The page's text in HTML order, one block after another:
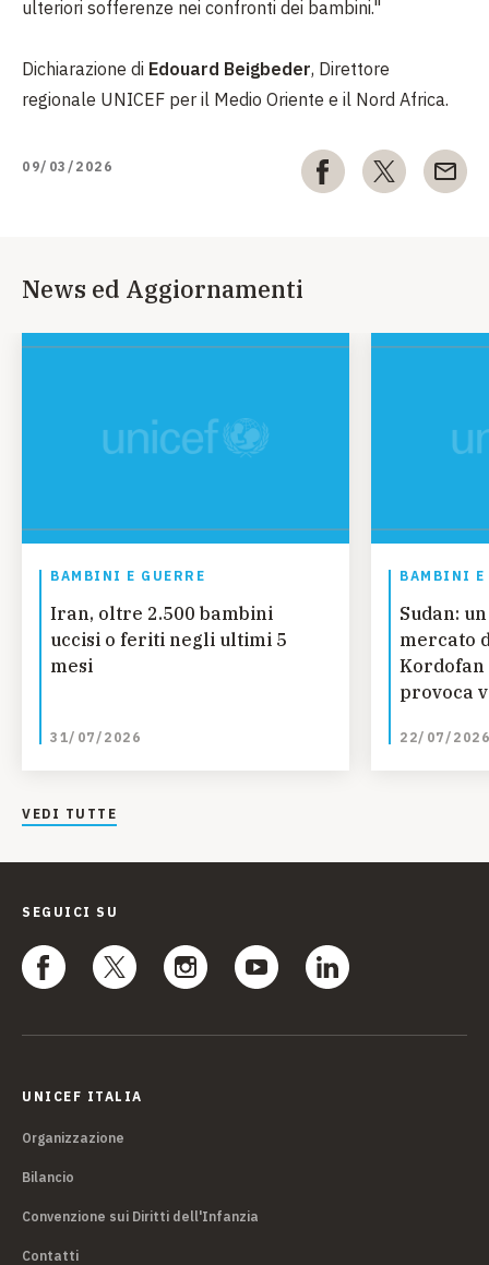
ulteriori sofferenze nei confronti dei bambini."
Dichiarazione di Edouard Beigbeder, Direttore
regionale UNICEF per il Medio Oriente e il Nord Africa.
09/03/2026
News ed Aggiornamenti
BAMBINI E GUERRE
Iran, oltre 2.500 bambini
uccisi o feriti negli ultimi 5
mesi
31/07/2026
BAMBINI E
Sudan:
mercato
provoca
22/07/2026
VEDI TUTTE
SEGUICI SU
UNICEF ITALIA
Organizzazione
Bilancio
Convenzione sui Diritti dell'Infanzia
Contatti